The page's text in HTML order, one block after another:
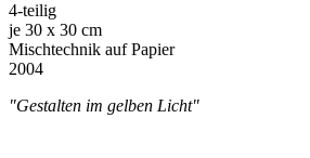
4-teilig
je 30 x 30 cm
Mischtechnik auf Papier
2004
"Gestalten im gelben Licht"